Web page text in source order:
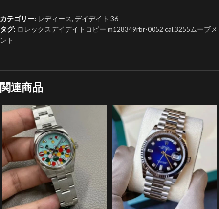
カテゴリー: レディース, デイデイト 36
タグ: ロレックスデイデイトコピー m128349rbr-0052 cal.3255ムーブメ
ント
関連商品